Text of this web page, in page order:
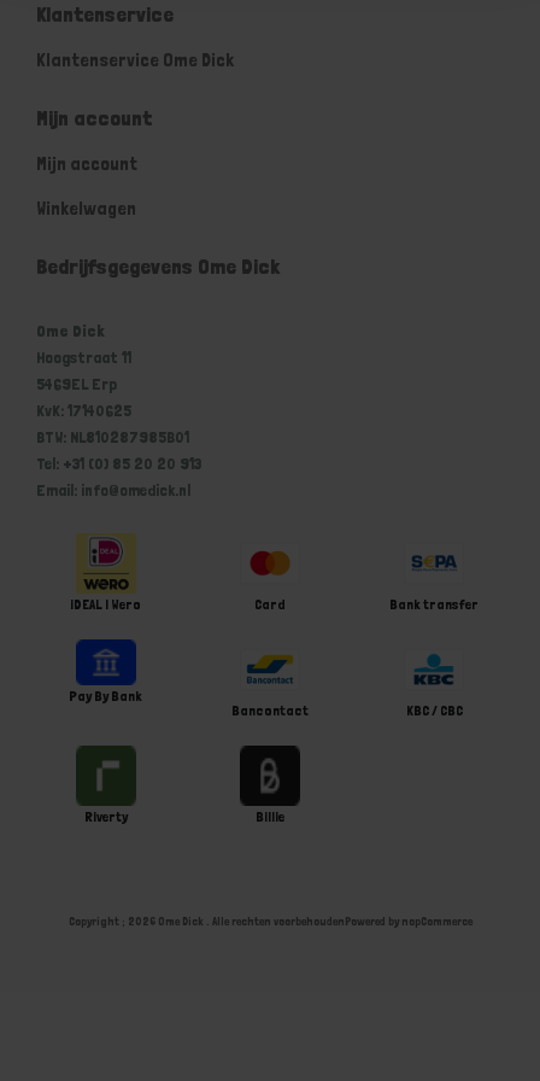
Klantenservice
Klantenservice Ome Dick
Mijn account
Mijn account
Winkelwagen
Bedrijfsgegevens Ome Dick
Ome Dick
Hoogstraat 11
5469EL Erp
KvK: 17140625
BTW: NL810287985B01
Tel: +31 (0) 85 20 20 913
Email: info@omedick.nl
iDEAL | Wero Card Bank transfer
Pay By Bank
Bancontact
KBC / CBC
Riverty Billie
Copyright ; 2026 Ome Dick . Alle rechten voorbehoudenPowered by nopCommerce